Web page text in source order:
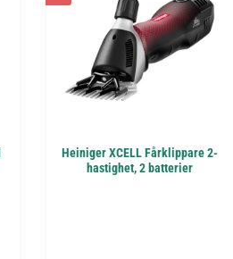
Heiniger XCELL Fårklippare 2-
hastighet, 2 batterier